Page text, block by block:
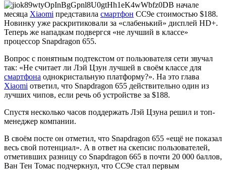
В начале
месяца Xiaomi представила смартфон CC9e стоимостью $188.
Новинку уже раскритиковали за «слабенький» дисплей HD+.
Теперь же нападкам подвергся «не лучший в классе»
процессор Snapdragon 655.
Вопрос с понятным подтекстом от пользователя сети звучал
так: «Не считает ли Лэй Цзун лучшей в своём классе для
смартфона однокристальную платформу?». На это глава
Xiaomi ответил, что Snapdragon 655 действительно один из
лучших чипов, если речь об устройстве за $188.
Спустя несколько часов поддержать Лэй Цзуна решил и топ-
менеджер компании.
В своём посте он отметил, что Snapdragon 655 «ещё не показал
весь свой потенциал». А в ответ на скепсис пользователей,
отметивших разницу со Snapdragon 665 в почти 20 000 баллов,
Ван Тен Томас подчеркнул, что CC9e стал первым